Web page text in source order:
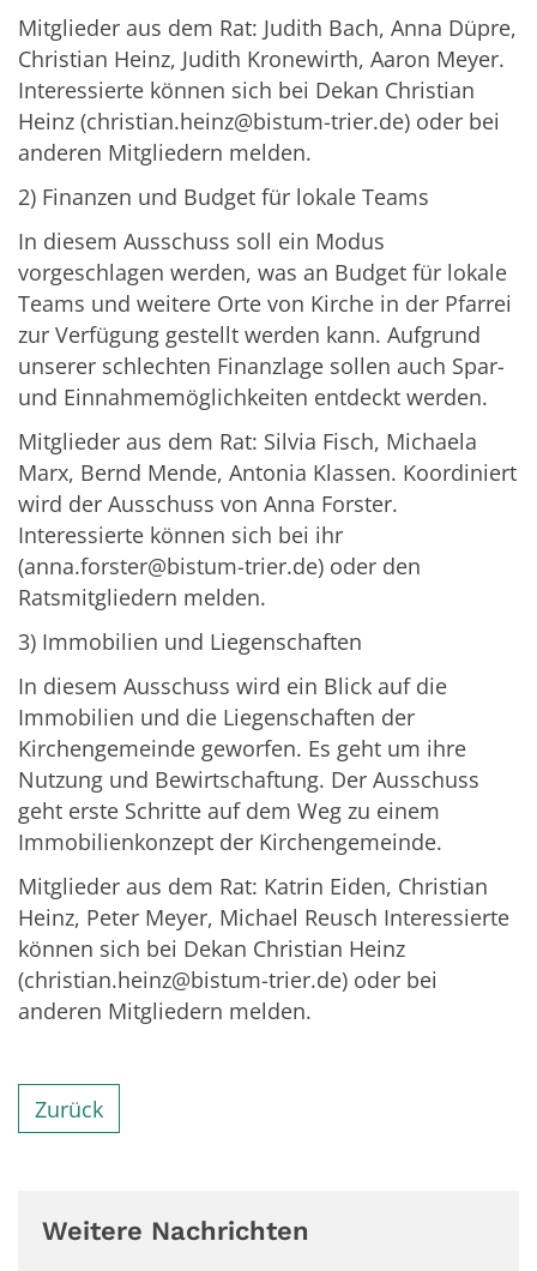
Mitglieder aus dem Rat: Judith Bach, Anna Düpre,
Christian Heinz, Judith Kronewirth, Aaron Meyer.
Interessierte können sich bei Dekan Christian
Heinz (christian.heinz@bistum-trier.de) oder bei
anderen Mitgliedern melden.
2) Finanzen und Budget für lokale Teams
In diesem Ausschuss soll ein Modus
vorgeschlagen werden, was an Budget für lokale
Teams und weitere Orte von Kirche in der Pfarrei
zur Verfügung gestellt werden kann. Aufgrund
unserer schlechten Finanzlage sollen auch Spar-
und Einnahmemöglichkeiten entdeckt werden.
Mitglieder aus dem Rat: Silvia Fisch, Michaela
Marx, Bernd Mende, Antonia Klassen. Koordiniert
wird der Ausschuss von Anna Forster.
Interessierte können sich bei ihr
(anna.forster@bistum-trier.de) oder den
Ratsmitgliedern melden.
3) Immobilien und Liegenschaften
In diesem Ausschuss wird ein Blick auf die
Immobilien und die Liegenschaften der
Kirchengemeinde geworfen. Es geht um ihre
Nutzung und Bewirtschaftung. Der Ausschuss
geht erste Schritte auf dem Weg zu einem
Immobilienkonzept der Kirchengemeinde.
Mitglieder aus dem Rat: Katrin Eiden, Christian
Heinz, Peter Meyer, Michael Reusch Interessierte
können sich bei Dekan Christian Heinz
(christian.heinz@bistum-trier.de) oder bei
anderen Mitgliedern melden.
Zurück
Weitere Nachrichten